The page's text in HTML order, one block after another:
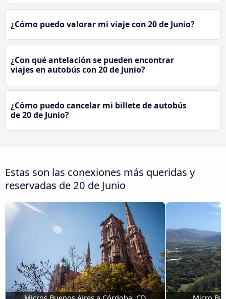
¿Cómo puedo valorar mi viaje con 20 de Junio?
¿Con qué antelación se pueden encontrar
viajes en autobús con 20 de Junio?
¿Cómo puedo cancelar mi billete de autobús
de 20 de Junio?
Estas son las conexiones más queridas y
reservadas de 20 de Junio